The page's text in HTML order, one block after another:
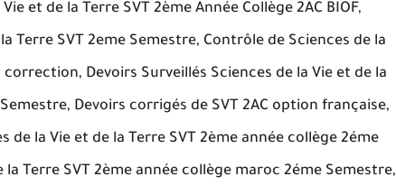
et de la Terre SVT 2ème Année Collège 2AC BIOF,
Terre SVT 2eme Semestre, Contrôle de Sciences de la
Devoirs Surveillés Sciences de la Vie et de la
Devoirs corrigés de SVT 2AC option française,
la Vie et de la Terre SVT 2ème année collège 2éme
Terre SVT 2ème année collège maroc 2éme Semestre,